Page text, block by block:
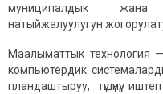
муниципалдык жана
натыйжалуулугун
Маалыматтык технология
компьютердик
пландаштыруу, түшүнүү,